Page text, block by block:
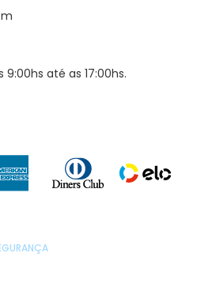
até as 17:00hs.